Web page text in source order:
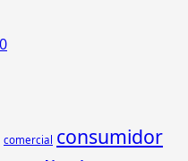
0
comercial consumidor